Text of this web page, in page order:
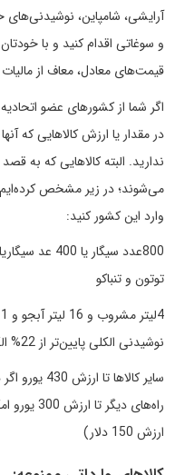
آرایشی، شامپاین، نوشیدنی‌های
و سوغاتی اقدام کنید و با
قیمت‌های معادل، معاف از
اگر شما از کشورهای عضو
در مقدار یا ارزش کالاهایی که
ندارید. البته کالاهایی که به
می‌شوند؛ در زیر مشخص کرده‌ایم
وارد این کشور کنید:
توتون و تنباکو
نوشیدنی الکلی پایین‌تر از 22% الکل
سایر
ارزش 150 دلار)